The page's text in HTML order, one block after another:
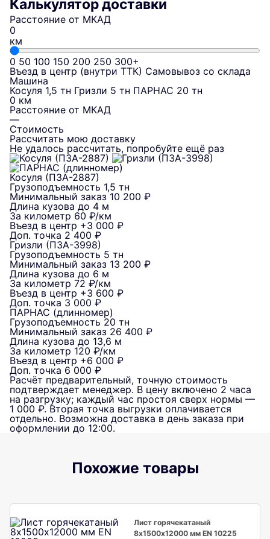
Калькулятор доставки
Расстояние от МКАД
км
0 50 100 150 200 250 300+
Въезд в центр (внутри ТТК) Самовывоз со склада
Машина
Косуля 1,5 тн Гризли 5 тн ПАРНАС 20 тн
0 км
Расстояние от МКАД
—
Стоимость
Рассчитать мою доставку
Не удалось рассчитать, попробуйте ещё раз
Косуля (ПЗА-2887)
Грузоподъемность 1,5 тн
Минимальный заказ 10 200 ₽
Длина кузова до 4 м
За километр 60 ₽/км
Въезд в центр +3 000 ₽
Доп. точка 2 400 ₽
Гризли (ПЗА-3998)
Грузоподъемность 5 тн
Минимальный заказ 13 200 ₽
Длина кузова до 6 м
За километр 72 ₽/км
Въезд в центр +3 600 ₽
Доп. точка 3 000 ₽
ПАРНАС (длинномер)
Грузоподъемность 20 тн
Минимальный заказ 26 400 ₽
Длина кузова до 13,6 м
За километр 120 ₽/км
Въезд в центр +6 000 ₽
Доп. точка 6 000 ₽
Расчёт предварительный, точную стоимость
подтверждает менеджер. В цену включено 2 часа
на разгрузку; каждый час простоя сверх нормы —
1 000 ₽. Вторая точка выгрузки оплачивается
отдельно. Возможна доставка в день заказа при
оформлении до 12:00.
Похожие товары
Лист горячекатаный
8х1500х12000 мм EN 10225